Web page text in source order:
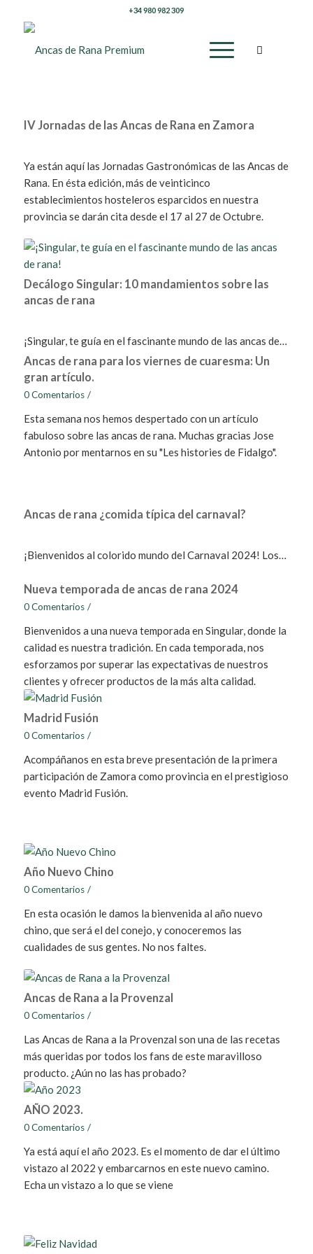
+34 980 982 309
IV Jornadas de las Ancas de Rana en Zamora
Ya están aquí las Jornadas Gastronómicas de las Ancas de
Rana. En ésta edición, más de veinticinco
establecimientos hosteleros esparcidos en nuestra
provincia se darán cita desde el 17 al 27 de Octubre.
Decálogo Singular: 10 mandamientos sobre las
ancas de rana
¡Singular, te guía en el fascinante mundo de las ancas de…
Ancas de rana para los viernes de cuaresma: Un
gran artículo.
0 Comentarios /
Esta semana nos hemos despertado con un artículo
fabuloso sobre las ancas de rana. Muchas gracias Jose
Antonio por mentarnos en su "Les histories de Fidalgo".
Ancas de rana ¿comida típica del carnaval?
¡Bienvenidos al colorido mundo del Carnaval 2024! Los…
Nueva temporada de ancas de rana 2024
0 Comentarios /
Bienvenidos a una nueva temporada en Singular, donde la
calidad es nuestra tradición. En cada temporada, nos
esforzamos por superar las expectativas de nuestros
clientes y ofrecer productos de la más alta calidad.
Madrid Fusión
0 Comentarios /
Acompáñanos en esta breve presentación de la primera
participación de Zamora como provincia en el prestigioso
evento Madrid Fusión.
Año Nuevo Chino
0 Comentarios /
En esta ocasión le damos la bienvenida al año nuevo
chino, que será el del conejo, y conoceremos las
cualidades de sus gentes. No nos faltes.
Ancas de Rana a la Provenzal
0 Comentarios /
Las Ancas de Rana a la Provenzal son una de las recetas
más queridas por todos los fans de este maravilloso
producto. ¿Aún no las has probado?
AÑO 2023.
0 Comentarios /
Ya está aquí el año 2023. Es el momento de dar el último
vistazo al 2022 y embarcarnos en este nuevo camino.
Echa un vistazo a lo que se viene